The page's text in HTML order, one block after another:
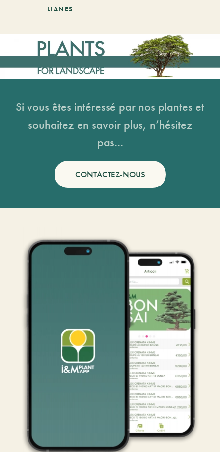
LIANES
Si vous êtes intéressé par nos plantes et
souhaitez en savoir plus, n’hésitez
pas...
CONTACTEZ-NOUS